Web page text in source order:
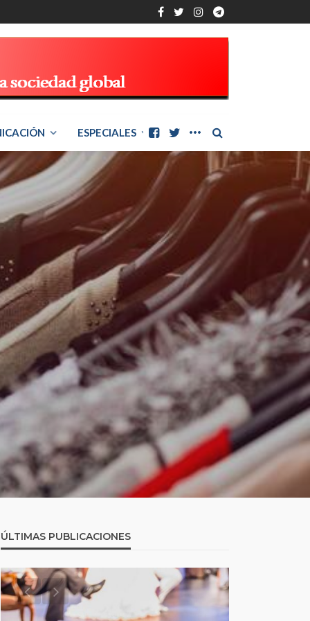
ESPECIALES
ÚLTIMAS PUBLICACIONES